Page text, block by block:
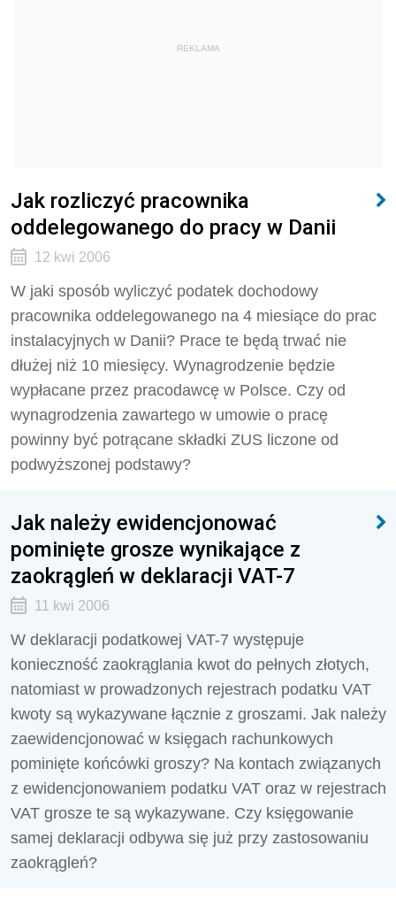
REKLAMA
Jak rozliczyć pracownika
oddelegowanego do pracy w Danii
12 kwi 2006
W jaki sposób wyliczyć podatek dochodowy
pracownika oddelegowanego na 4 miesiące do prac
instalacyjnych w Danii? Prace te będą trwać nie
dłużej niż 10 miesięcy. Wynagrodzenie będzie
wypłacane przez pracodawcę w Polsce. Czy od
wynagrodzenia zawartego w umowie o pracę
powinny być potrącane składki ZUS liczone od
podwyższonej podstawy?
Jak należy ewidencjonować
pominięte grosze wynikające z
zaokrągleń w deklaracji VAT-7
11 kwi 2006
W deklaracji podatkowej VAT-7 występuje
konieczność zaokrąglania kwot do pełnych złotych,
natomiast w prowadzonych rejestrach podatku VAT
kwoty są wykazywane łącznie z groszami. Jak należy
zaewidencjonować w księgach rachunkowych
pominięte końcówki groszy? Na kontach związanych
z ewidencjonowaniem podatku VAT oraz w rejestrach
VAT grosze te są wykazywane. Czy księgowanie
samej deklaracji odbywa się już przy zastosowaniu
zaokrągleń?